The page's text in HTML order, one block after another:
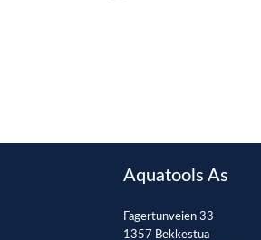
Aquatools As
Fagertunveien 33
1357 Bekkestua